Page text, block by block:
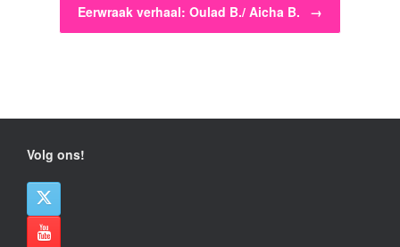
Eerwraak verhaal: Oulad B./ Aicha B. →
Volg ons!